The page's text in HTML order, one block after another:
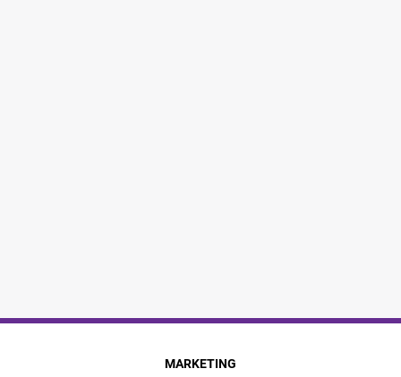
MARKETING